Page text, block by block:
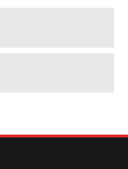
rádi pomůžeme.